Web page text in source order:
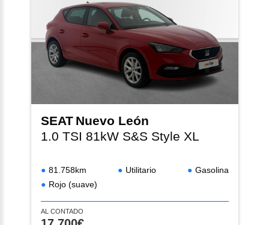
SEAT Nuevo León
1.0 TSI 81kW S&S Style XL
81.758km Utilitario
Gasolina
Rojo (suave)
AL CONTADO